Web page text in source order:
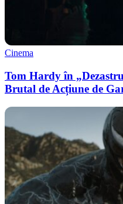
Cinema
Tom Hardy în
Brutal de Acțiune de